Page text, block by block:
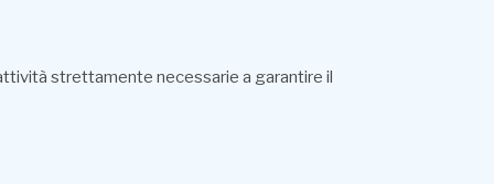
strettamente necessarie a garantire il